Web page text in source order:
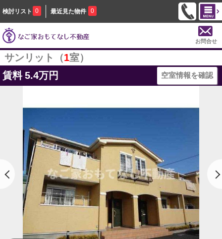
検討リスト 0 最近見た物件 0
お問合せ
サンリット（1室）
賃料 5.4万円 空室情報を確認